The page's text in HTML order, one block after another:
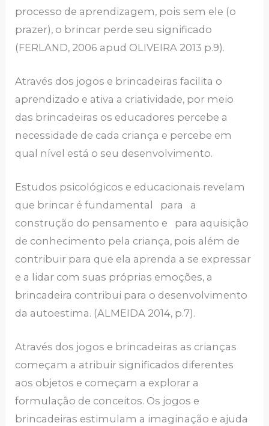
processo de aprendizagem, pois sem ele (o
prazer), o brincar perde seu significado
(FERLAND, 2006 apud OLIVEIRA 2013 p.9).
Através dos jogos e brincadeiras facilita o
aprendizado e ativa a criatividade, por meio
das brincadeiras os educadores percebe a
necessidade de cada criança e percebe em
qual nível está o seu desenvolvimento.
Estudos psicológicos e educacionais revelam
que brincar é fundamental para a
construção do pensamento e para aquisição
de conhecimento pela criança, pois além de
contribuir para que ela aprenda a se expressar
e a lidar com suas próprias emoções, a
brincadeira contribui para o desenvolvimento
da autoestima. (ALMEIDA 2014, p.7).
Através dos jogos e brincadeiras as crianças
começam a atribuir significados diferentes
aos objetos e começam a explorar a
formulação de conceitos. Os jogos e
brincadeiras estimulam a imaginação e ajuda